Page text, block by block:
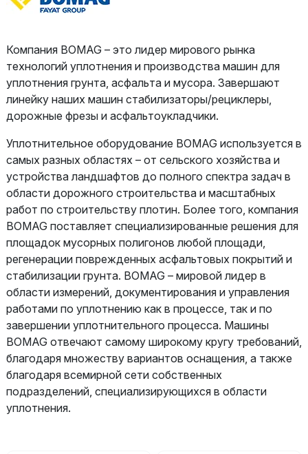
Компания BOMAG – это лидер мирового рынка
технологий уплотнения и производства машин для
уплотнения грунта, асфальта и мусора. Завершают
линейку наших машин стабилизаторы/рециклеры,
дорожные фрезы и асфальтоукладчики.
Уплотнительное оборудование BOMAG используется в
самых разных областях – от сельского хозяйства и
устройства ландшафтов до полного спектра задач в
области дорожного строительства и масштабных
работ по строительству плотин. Более того, компания
BOMAG поставляет специализированные решения для
площадок мусорных полигонов любой площади,
регенерации поврежденных асфальтовых покрытий и
стабилизации грунта. BOMAG – мировой лидер в
области измерений, документирования и управления
работами по уплотнению как в процессе, так и по
завершении уплотнительного процесса. Машины
BOMAG отвечают самому широкому кругу требований,
благодаря множеству вариантов оснащения, а также
благодаря всемирной сети собственных
подразделений, специализирующихся в области
уплотнения.